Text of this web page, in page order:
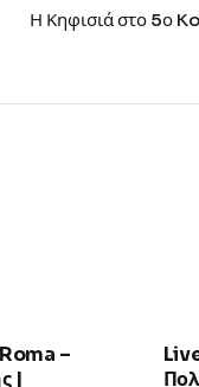
Η Κηφισιά στο 5ο
–
|